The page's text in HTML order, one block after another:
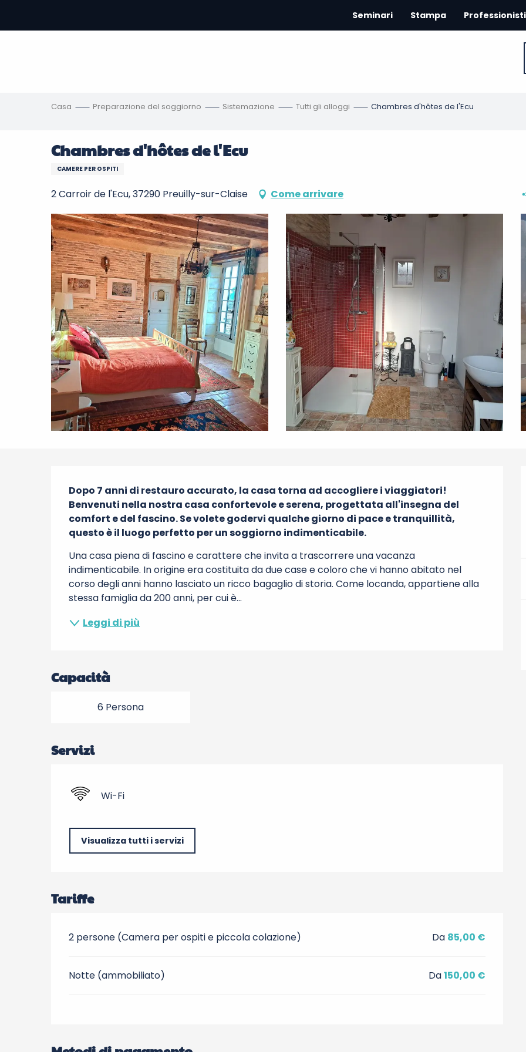
contenu
Seminari Stampa
Casa Preparazione del soggiorno Sistemazione Tutti gli alloggi Chambres d'hôtes de l'Ecu
Chambres d'hôtes de l'Ecu
CAMERE PER OSPITI
2 Carroir de l'Ecu, 37290 Preuilly-sur-Claise Come arrivare
Descrizione
Dopo 7 anni di restauro accurato, la casa torna ad accogliere i viaggiatori!
Benvenuti nella nostra casa confortevole e serena, progettata all'insegna del
comfort e del fascino. Se volete godervi qualche giorno di pace e tranquillità,
questo è il luogo perfetto per un soggiorno indimenticabile.
Una casa piena di fascino e carattere che invita a trascorrere una vacanza
indimenticabile. In origine era costituita da due case e coloro che vi hanno abitato nel
corso degli anni hanno lasciato un ricco bagaglio di storia. Come locanda, appartiene alla
stessa famiglia da 200 anni, per cui è...
Leggi di più
Capacità
6 Persona
Servizi
Wi-Fi
Visualizza tutti i servizi
Tariffe
2 persone (Camera per ospiti e piccola colazione) Da 85,00 €
Notte (ammobiliato) Da150,00 €